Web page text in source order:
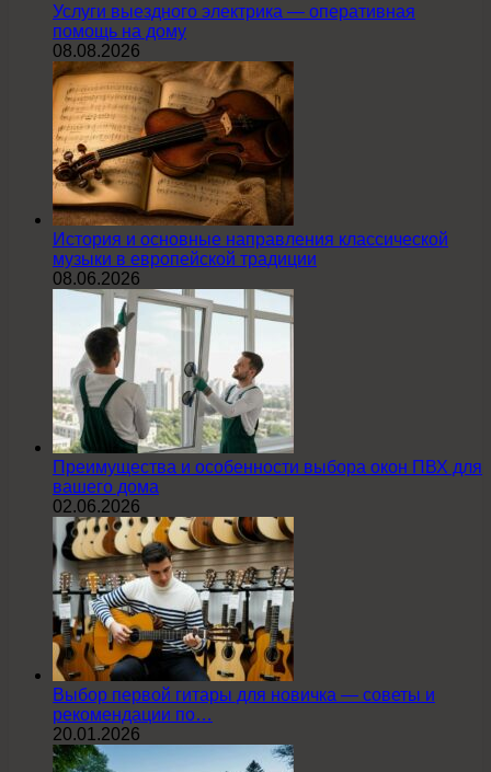
Услуги выездного электрика — оперативная
помощь на дому
08.08.2026
История и основные направления классической
музыки в европейской традиции
08.06.2026
Преимущества и особенности выбора окон ПВХ для
вашего дома
02.06.2026
Выбор первой гитары для новичка — советы и
рекомендации по…
20.01.2026